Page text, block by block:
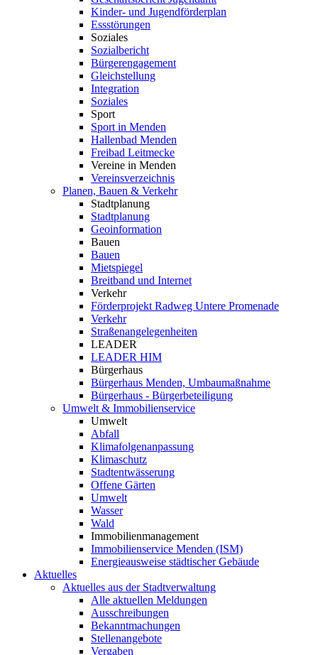
Kinder- und Jugendförderplan
Essstörungen
Soziales
Sozialbericht
Bürgerengagement
Gleichstellung
Integration
Soziales
Sport
Sport in Menden
Hallenbad Menden
Freibad Leitmecke
Vereine in Menden
Vereinsverzeichnis
Planen, Bauen & Verkehr
Stadtplanung
Stadtplanung
Geoinformation
Bauen
Bauen
Mietspiegel
Breitband und Internet
Verkehr
Förderprojekt Radweg Untere Promenade
Verkehr
Straßenangelegenheiten
LEADER
LEADER HIM
Bürgerhaus
Bürgerhaus Menden, Umbaumaßnahme
Bürgerhaus - Bürgerbeteiligung
Umwelt & Immobilienservice
Umwelt
Abfall
Klimafolgenanpassung
Klimaschutz
Stadtentwässerung
Offene Gärten
Umwelt
Wasser
Wald
Immobilienmanagement
Immobilienservice Menden (ISM)
Energieausweise städtischer Gebäude
Aktuelles
Aktuelles aus der Stadtverwaltung
Alle aktuellen Meldungen
Ausschreibungen
Bekanntmachungen
Stellenangebote
Vergaben